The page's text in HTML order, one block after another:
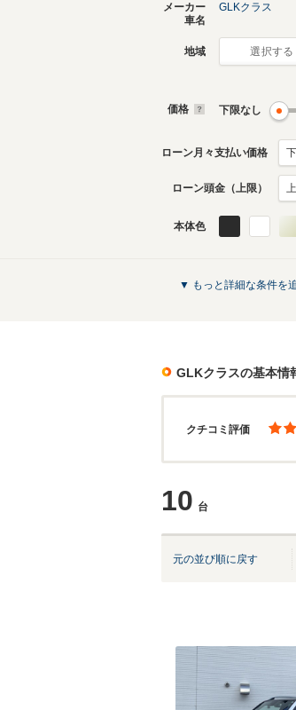
メーカー
車名
GLKクラス
地域 選択する
価格 下限なし
ローン月々支払い価格
ローン頭金（上限）
本体色
▼ もっと詳細な条件を
GLKクラスの基本情
クチコミ評価
10 台
元の並び順に戻す